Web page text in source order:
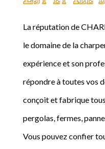
La réputation de
le domaine de la
expérience et son
répondre à toutes vos
conçoit et fabrique
pergolas, fermes,
Vous pouvez confier